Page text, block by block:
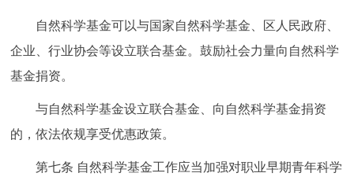
自然科学基金可以与国家自然科学基金、区人民政府、
企业、行业协会等设立联合基金。鼓励社会力量向自然科学
基金捐资。
与自然科学基金设立联合基金、向自然科学基金捐资
的，依法依规享受优惠政策。
第七条 自然科学基金工作应当加强对职业早期青年科学